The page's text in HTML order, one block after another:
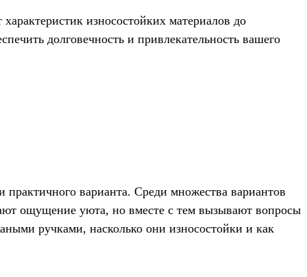
износостойких материалов до
долговечность и привлекательность вашего
варианта. Среди множества вариантов
ощущение уюта, но вместе с тем вызывают вопросы
ручками, насколько они износостойки и как